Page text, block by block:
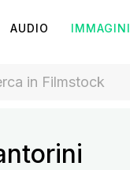
AUDIO IMMAGINI